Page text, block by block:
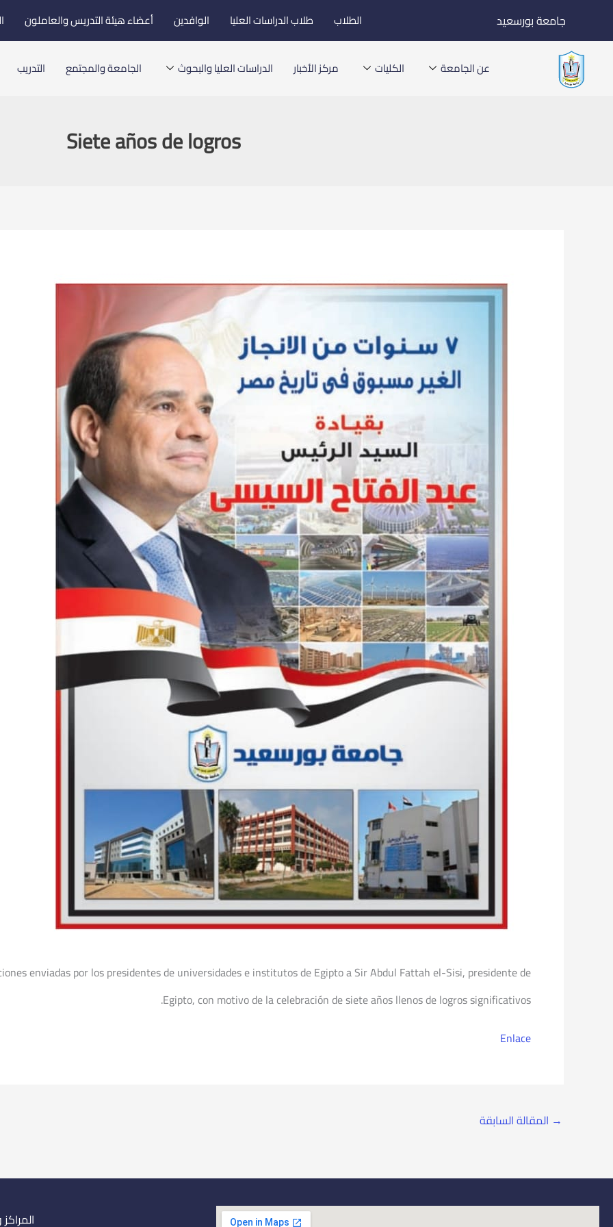
إلى
المحتوى
جامعة بورسعيد الطلاب طلاب الدراسات العليا الوافدين أعضاء هيئة التدريس والعاملون
عن الجامعة الكليات مركز الأخبار الدراسات العليا والبحوث الجامعة والمجتمع التدريب
Siete años de logros
enviadas por los presidentes de universidades e institutos de Egipto a Sir Abdul Fattah el-Sisi, presidente de
Egipto, con motivo de la celebración de siete años llenos de logros significativos.
Enlace
→ المقالة السابقة